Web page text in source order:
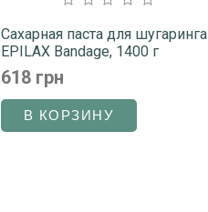
Сахарная паста для шугаринга
EPILAX Bandage, 1400 г
618 грн